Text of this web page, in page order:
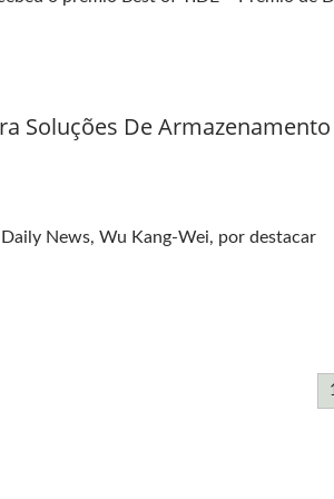
Soluções De Armazenamento
News, Wu Kang-Wei, por destacar